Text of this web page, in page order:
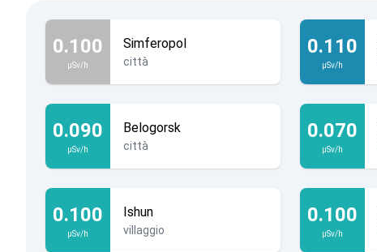
0.100
µSv/h
Simferopol
città
0.110
µSv/h
0.090
µSv/h
Belogorsk
città
0.070
µSv/h
0.100
µSv/h
Ishun
villaggio
0.100
µSv/h